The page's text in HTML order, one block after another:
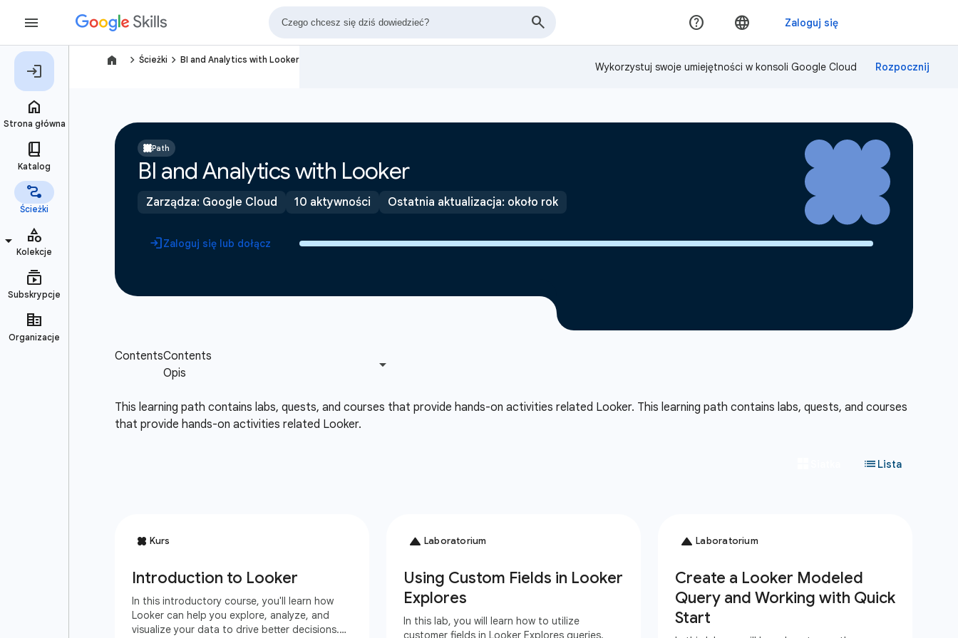
navigate_next Ścieżki navigate_next BI and Analytics with Looker
Wykorzystuj swoje umiejętności w konsoli Google Cloud
Path
BI and Analytics with Looker
Zarządza: Google Cloud 10 aktywności Ostatnia aktualizacja: około rok
Zaloguj się lub dołącz
This learning path contains labs, quests, and courses that provide hands-on activities related Looker. This learning path contains labs, quests, and courses
that provide hands-on activities related Looker.